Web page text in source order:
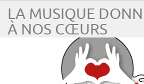
LA MUSIQUE
À NOS CŒURS